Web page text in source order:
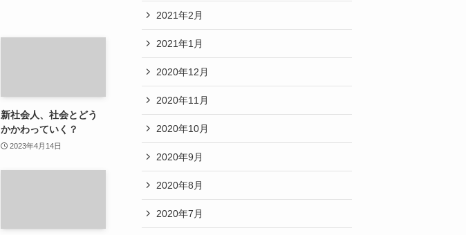
新社会人、社会とどう
かかわっていく？
2023年4月14日
2021年2月
2021年1月
2020年12月
2020年11月
2020年10月
2020年9月
2020年8月
2020年7月